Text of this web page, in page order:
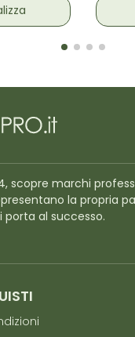
Malva
scopre marchi
la propria
porta al successo.